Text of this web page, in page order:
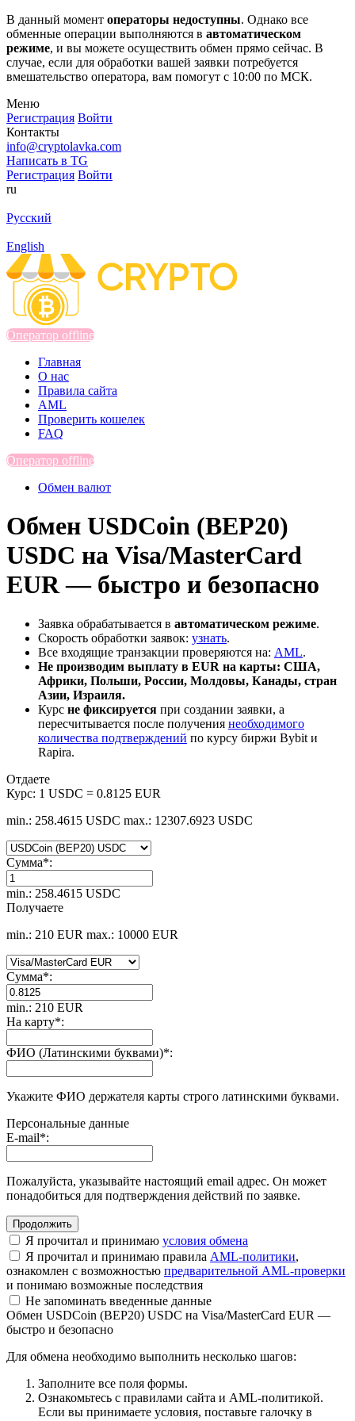
В данный момент операторы недоступны. Однако все
обменные операции выполняются в автоматическом
режиме, и вы можете осуществить обмен прямо сейчас. В
случае, если для обработки вашей заявки потребуется
вмешательство оператора, вам помогут с 10:00 по МСК.
Меню
Регистрация Войти
Контакты
info@cryptolavka.com
Написать в TG
Регистрация Войти
ru
Русский
English
Оператор offline
Главная
О нас
Правила сайта
AML
Проверить кошелек
FAQ
Оператор offline
Обмен валют
Обмен USDCoin (BEP20)
USDC на Visa/MasterCard
EUR — быстро и безопасно
Заявка обрабатывается в автоматическом режиме.
Скорость обработки заявок: узнать.
Все входящие транзакции проверяются на: AML.
Не производим выплату в EUR на карты: США,
Африки, Польши, России, Молдовы, Канады, стран
Азии, Израиля.
Курс не фиксируется при создании заявки, а
пересчитывается после получения необходимого
количества подтверждений по курсу биржи Bybit и
Rapira.
Отдаете
Курс: 1 USDC = 0.8125 EUR
min.: 258.4615 USDC max.: 12307.6923 USDC
Сумма*:
min.: 258.4615 USDC
Получаете
min.: 210 EUR max.: 10000 EUR
Сумма*:
min.: 210 EUR
На карту*:
ФИО (Латинскими буквами)*:
Укажите ФИО держателя карты строго латинскими буквами.
Персональные данные
E-mail*:
Пожалуйста, указывайте настоящий email адрес. Он может
понадобиться для подтверждения действий по заявке.
Я прочитал и принимаю условия обмена
Я прочитал и принимаю правила AML-политики,
ознакомлен с возможностью предварительной AML-проверки
и понимаю возможные последствия
Не запоминать введенные данные
Обмен USDCoin (BEP20) USDC на Visa/MasterCard EUR —
быстро и безопасно
Для обмена необходимо выполнить несколько шагов:
Заполните все поля формы.
Ознакомьтесь с правилами сайта и AML-политикой.
Если вы принимаете условия, поставьте галочку в